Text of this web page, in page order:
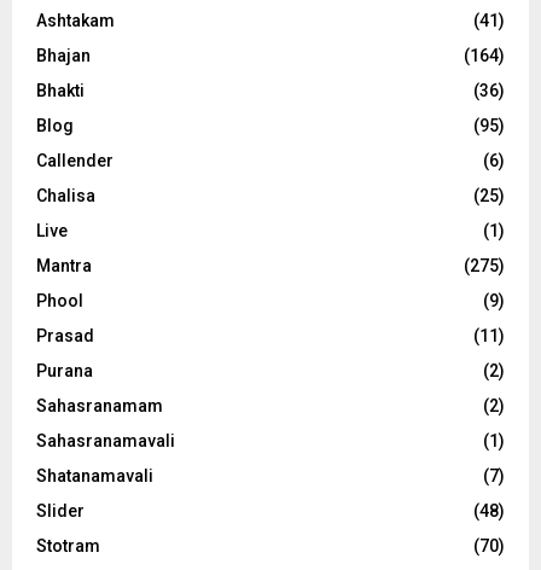
Ashtakam
(41)
Bhajan
(164)
Bhakti
(36)
Blog
(95)
Callender
(6)
Chalisa
(25)
Live
(1)
Mantra
(275)
Phool
(9)
Prasad
(11)
Purana
(2)
Sahasranamam
(2)
Sahasranamavali
(1)
Shatanamavali
(7)
Slider
(48)
Stotram
(70)